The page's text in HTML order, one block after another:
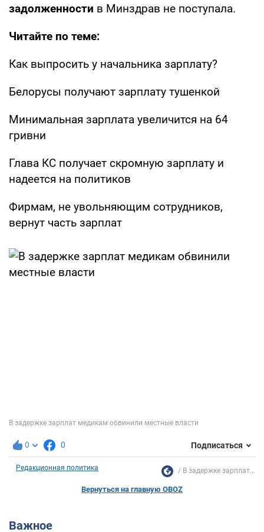
задолженности в Минздрав не поступала.
Читайте по теме:
Как выпросить у начальника зарплату?
Белорусы получают зарплату тушенкой
Минимальная зарплата увеличится на 64
гривни
Глава КС получает скромную зарплату и
надеется на политиков
Фирмам, не увольняющим сотрудников,
вернут часть зарплат
0 0 Подписаться
Редакционная политика В задержке зарплат...
Вернуться на главную OBOZ
Важное